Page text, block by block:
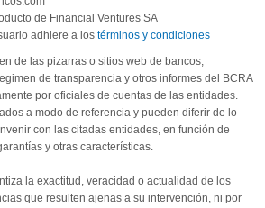
de Financial Ventures SA
adhiere a los términos y condiciones
de las pizarras o sitios web de bancos,
de transparencia y otros informes del BCRA
por oficiales de cuentas de las entidades.
a modo de referencia y pueden diferir de lo
con las citadas entidades, en función de
y otras características.
la exactitud, veracidad o actualidad de los
que resulten ajenas a su intervención, ni por